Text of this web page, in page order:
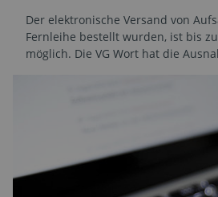
Der elektronische Versand von
Fernleihe bestellt wurden, ist bis
möglich. Die VG Wort hat die